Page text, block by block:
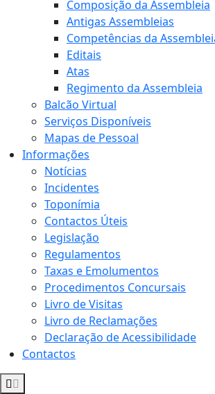
Composição da Assembleia
Antigas Assembleias
Competências da
Editais
Atas
Regimento da Assembleia
Balcão Virtual
Serviços Disponíveis
Mapas de Pessoal
Informações
Notícias
Incidentes
Toponímia
Contactos Úteis
Legislação
Regulamentos
Taxas e Emolumentos
Procedimentos Concursais
Livro de Visitas
Livro de Reclamações
Declaração de Acessibilidade
Contactos